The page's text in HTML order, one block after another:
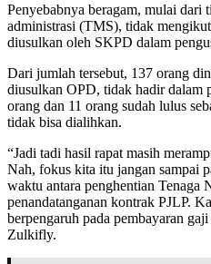
Penyebabnya beragam, mulai dari
administrasi (TMS), tidak
diusulkan oleh SKPD dalam
Dari jumlah tersebut, 137 orang
diusulkan OPD, tidak hadir dalam
orang dan 11 orang sudah lulus
tidak bisa dialihkan.
“Jadi tadi hasil rapat masih
Nah, fokus kita itu jangan sampai
waktu antara penghentian Tenaga
penandatanganan kontrak PJLP.
berpengaruh pada pembayaran
Zulkifly.